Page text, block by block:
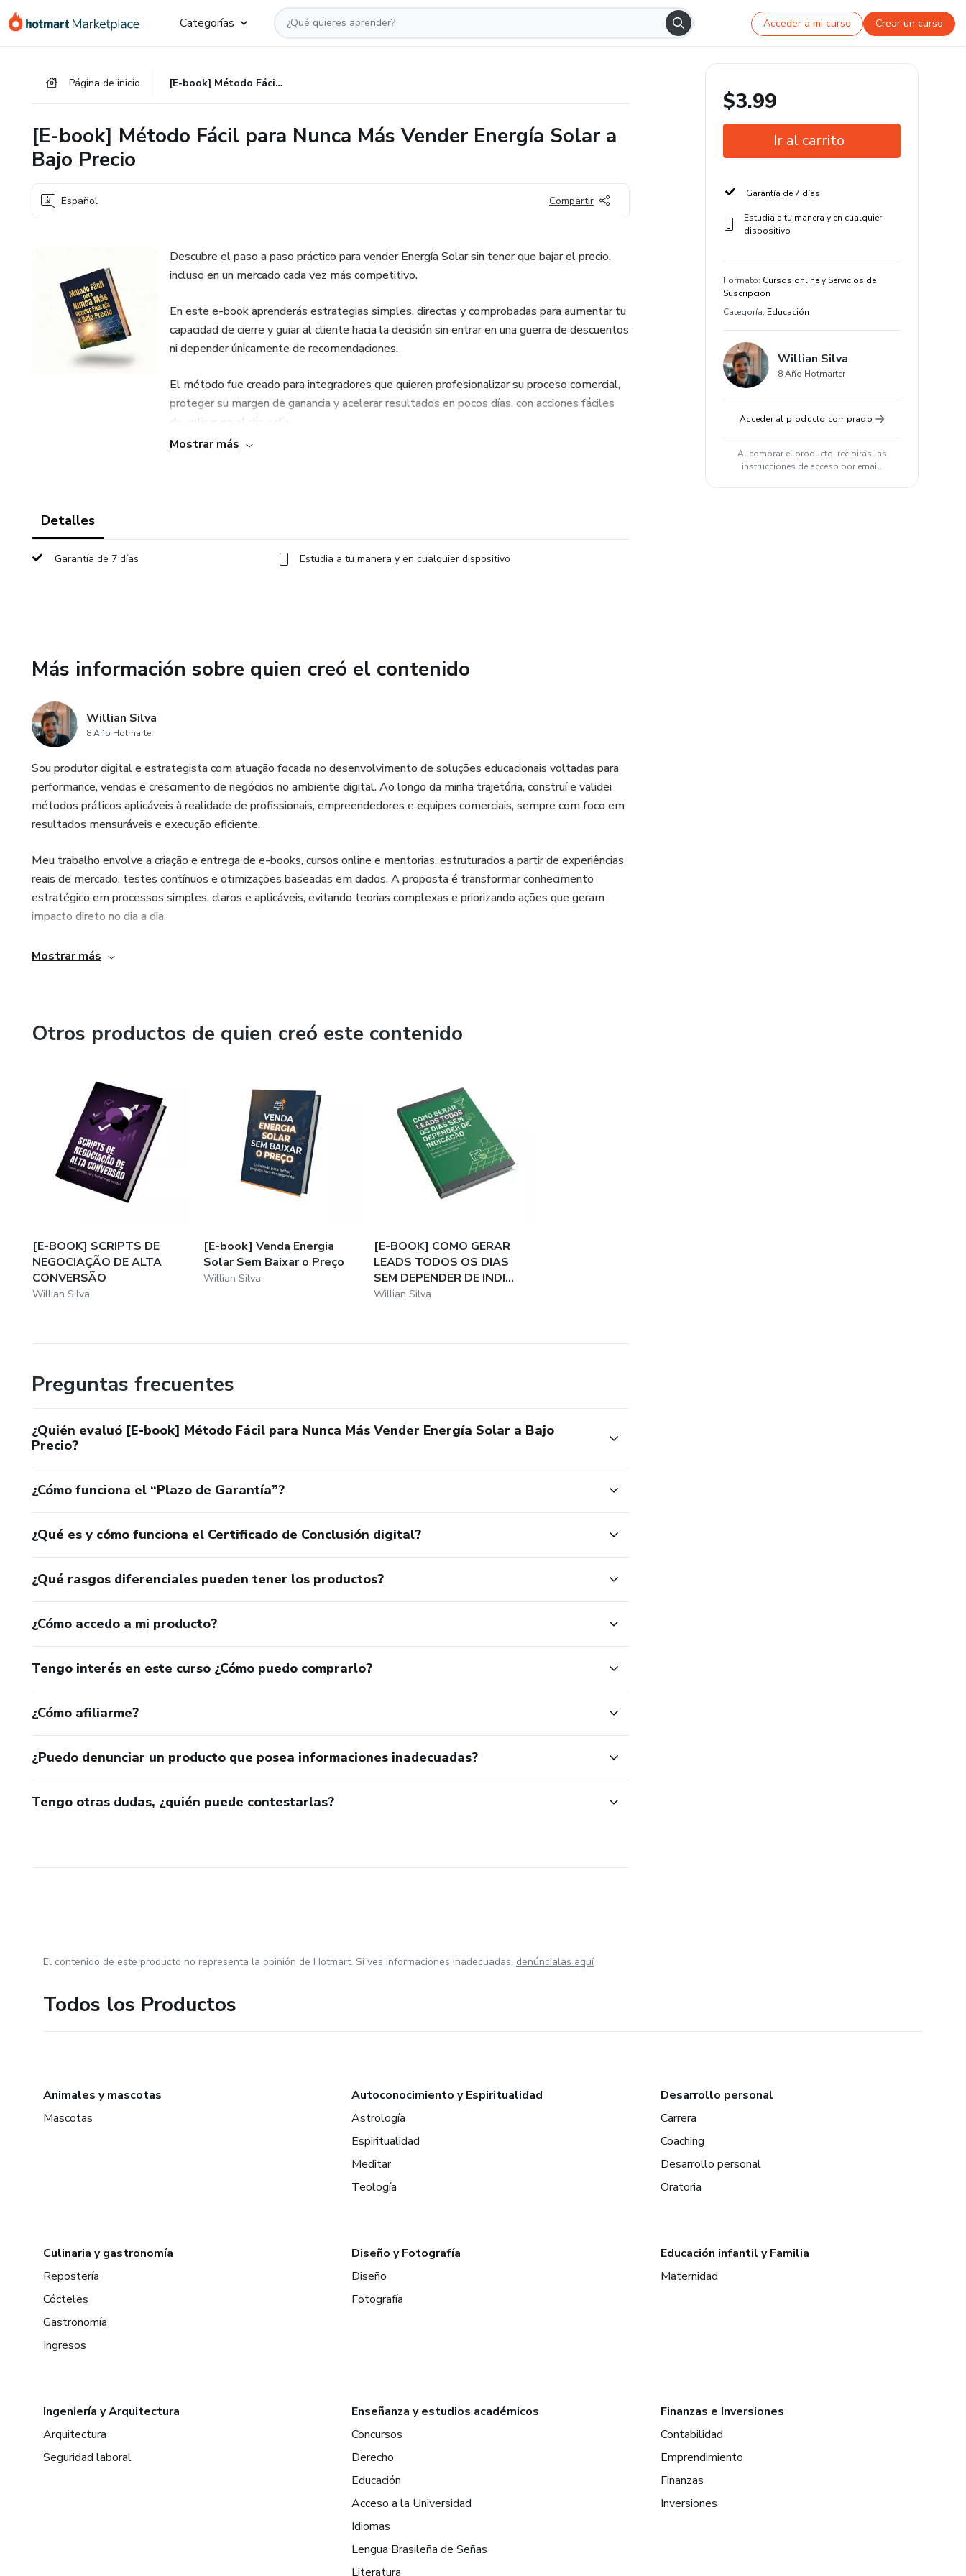
Categorías Acceder a mi curso Crear un curso
Página de inicio [E-book] Método Fácil para Nunca Más Vender Energía Solar a Bajo Precio
[E-book] Método Fácil para Nunca Más Vender Energía Solar a
Bajo Precio
Español Compartir
Descubre el paso a paso práctico para vender Energía Solar sin tener que bajar el precio,
incluso en un mercado cada vez más competitivo.
En este e-book aprenderás estrategias simples, directas y comprobadas para aumentar tu
capacidad de cierre y guiar al cliente hacia la decisión sin entrar en una guerra de descuentos
ni depender únicamente de recomendaciones.
El método fue creado para integradores que quieren profesionalizar su proceso comercial,
proteger su margen de ganancia y acelerar resultados en pocos días, con acciones fáciles
de aplicar en el día a día.
Mostrar más
Detalles
Garantía de 7 días Estudia a tu manera y en cualquier dispositivo
Más información sobre quien creó el contenido
Willian Silva
8 Año Hotmarter
Sou produtor digital e estrategista com atuação focada no desenvolvimento de soluções educacionais voltadas para
performance, vendas e crescimento de negócios no ambiente digital. Ao longo da minha trajetória, construí e validei
métodos práticos aplicáveis à realidade de profissionais, empreendedores e equipes comerciais, sempre com foco em
resultados mensuráveis e execução eficiente.
Meu trabalho envolve a criação e entrega de e-books, cursos online e mentorias, estruturados a partir de experiências
reais de mercado, testes contínuos e otimizações baseadas em dados. A proposta é transformar conhecimento
estratégico em processos simples, claros e aplicáveis, evitando teorias complexas e priorizando ações que geram
impacto direto no dia a dia.
Busco capacitar pessoas a tomarem decisões mais inteligentes, aumentarem sua taxa de conversão, melhorarem
Mostrar más
Otros productos de quien creó este contenido
[E-BOOK] SCRIPTS DE
NEGOCIAÇÃO DE ALTA
CONVERSÃO
Willian Silva
[E-book] Venda Energia
Solar Sem Baixar o Preço
Willian Silva
[E-BOOK] COMO GERAR
LEADS TODOS OS DIAS
SEM DEPENDER DE INDI...
Willian Silva
Preguntas frecuentes
¿Quién evaluó [E-book] Método Fácil para Nunca Más Vender Energía Solar a Bajo
Precio?
¿Cómo funciona el “Plazo de Garantía”?
¿Qué es y cómo funciona el Certificado de Conclusión digital?
¿Qué rasgos diferenciales pueden tener los productos?
¿Cómo accedo a mi producto?
Tengo interés en este curso ¿Cómo puedo comprarlo?
¿Cómo afiliarme?
¿Puedo denunciar un producto que posea informaciones inadecuadas?
Tengo otras dudas, ¿quién puede contestarlas?
$3.99
Ir al carrito
Garantía de 7 días
Estudia a tu manera y en cualquier
dispositivo
Formato: Cursos online y Servicios de
Suscripción
Categoría: Educación
Willian Silva
8 Año Hotmarter
Acceder al producto comprado
Al comprar el producto, recibirás las
instrucciones de acceso por email.
El contenido de este producto no representa la opinión de Hotmart. Si ves informaciones inadecuadas, denúncialas aquí
Todos los Productos
Animales y mascotas
Mascotas
Autoconocimiento y Espiritualidad
Astrología
Espiritualidad
Meditar
Teología
Desarrollo personal
Carrera
Coaching
Desarrollo personal
Oratoria
Culinaria y gastronomía
Repostería
Cócteles
Gastronomía
Ingresos
Diseño y Fotografía
Diseño
Fotografía
Educación infantil y Familia
Maternidad
Ingeniería y Arquitectura
Arquitectura
Seguridad laboral
Enseñanza y estudios académicos
Concursos
Derecho
Educación
Acceso a la Universidad
Idiomas
Lengua Brasileña de Señas
Literatura
Finanzas e Inversiones
Contabilidad
Emprendimiento
Finanzas
Inversiones